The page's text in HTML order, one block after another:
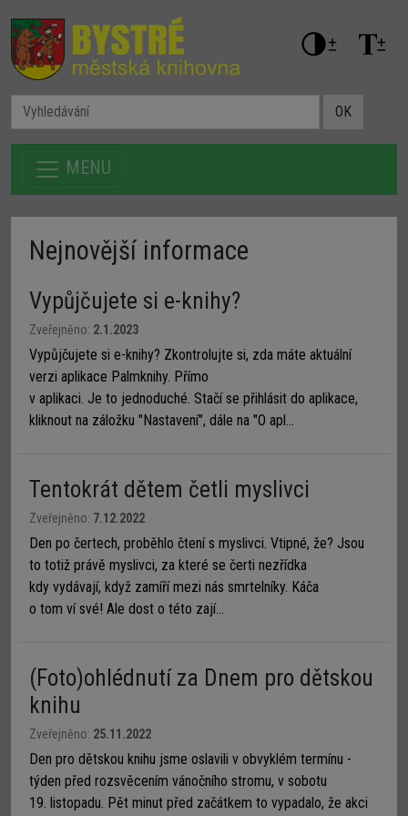
OK
MENU
Nejnovější informace
Vypůjčujete si e-knihy?
Zveřejněno: 2.1.2023
Vypůjčujete si e-knihy? Zkontrolujte si, zda máte aktuální
verzi aplikace Palmknihy. Přímo
v aplikaci. Je to jednoduché. Stačí se přihlásit do aplikace,
kliknout na záložku "Nastavení", dále na "O apl...
Tentokrát dětem četli myslivci
Zveřejněno: 7.12.2022
Den po čertech, proběhlo čtení s myslivci. Vtipné, že? Jsou
to totiž právě myslivci, za které se čerti nezřídka
kdy vydávají, když zamíří mezi nás smrtelníky. Káča
o tom ví své! Ale dost o této zají...
(Foto)ohlédnutí za Dnem pro dětskou
knihu
Zveřejněno: 25.11.2022
Den pro dětskou knihu jsme oslavili v obvyklém termínu -
týden před rozsvěcením vánočního stromu, v sobotu
19. listopadu. Pět minut před začátkem to vypadalo, že akci